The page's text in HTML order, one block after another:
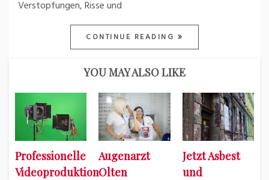
Verstopfungen, Risse und
CONTINUE READING
YOU MAY ALSO LIKE
Professionelle
Videoproduktion
Augenarzt
Olten
Jetzt Asbest
und